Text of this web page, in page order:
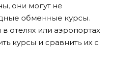
они могут не
обменные курсы.
отелях или аэропортах
курсы и сравнить их с